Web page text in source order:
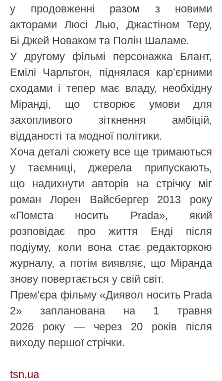
у продовженні разом з новими
акторами Люсі Лью, Джастіном Теру,
Бі Джей Новаком та Полін Шаламе.
У другому фільмі персонажка Блант,
Емілі Чарльтон, піднялася кар’єрними
сходами і тепер має владу, необхідну
Міранді, що створює умови для
захопливого зіткнення амбіцій,
відданості та модної політики.
Хоча деталі сюжету все ще тримаються
у таємниці, джерела припускають,
що надихнути авторів на стрічку міг
роман Лорен Вайсбергер 2013 року
«Помста носить Prada», який
розповідає про життя Енді після
подіуму, коли вона стає редакторкою
журналу, а потім виявляє, що Міранда
знову повертається у свій світ.
Прем’єра фільму «Диявол носить Prada
2» запланована на 1 травня
2026 року — через 20 років після
виходу першої стрічки.
tsn.ua